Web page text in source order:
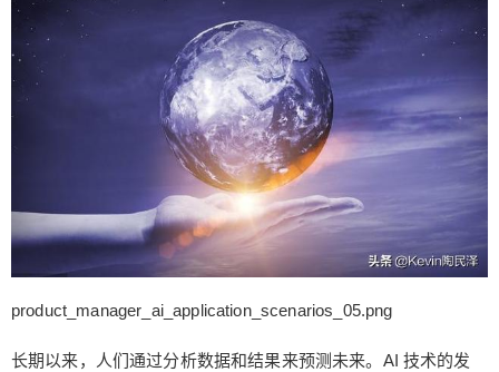
product_manager_ai_application_scenarios_05.png
长期以来，人们通过分析数据和结果来预测未来。AI 技术的发